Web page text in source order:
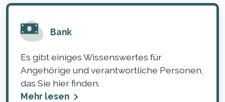
Bank
Es gibt einiges Wissenswertes für
Angehörige und verantwortliche Personen,
das Sie hier finden.
Mehr lesen